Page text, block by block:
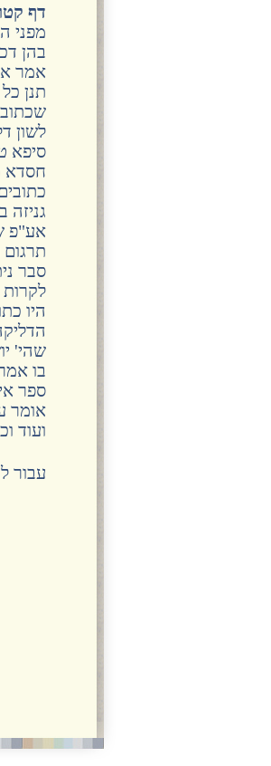
דף
מפני
בהן
אמר
תנן
לשון
סיפא
חסדא
גניזה
אע"פ
סבר
לקרות
היו
שהי'
בו
ספר
אומר
ועוד
:עבור ל